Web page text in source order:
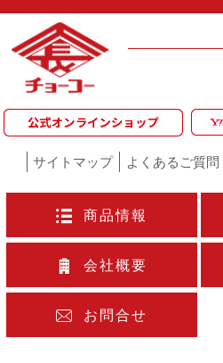
サイトマップ よくあるご質問
商品情報
会社概要
お問合せ